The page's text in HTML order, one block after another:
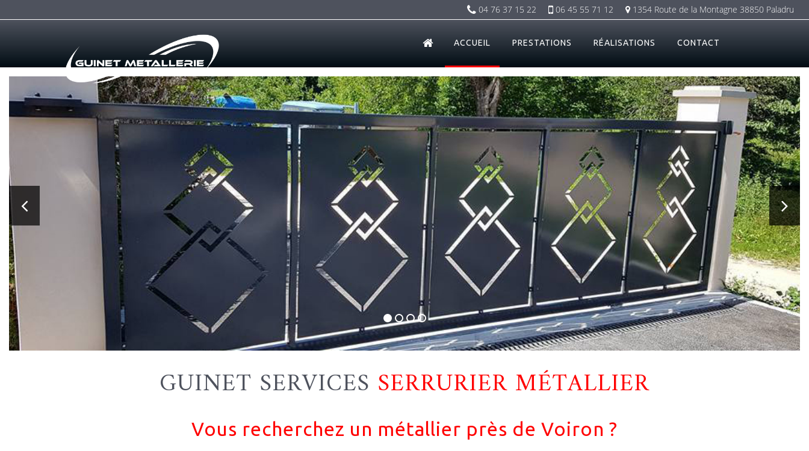
1354 Route de la Montagne 38850 Paladru
06 45 55 71 12
04 76 37 15 22
ACCUEIL PRESTATIONS RÉALISATIONS CONTACT
GUINET SERVICES SERRURIER MÉTALLIER
Vous recherchez un métallier près de Voiron ?